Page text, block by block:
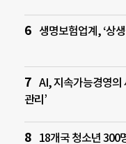
생명보험업계, ‘상
AI, 지속가능경영의
관리’
18개국 청소년 300